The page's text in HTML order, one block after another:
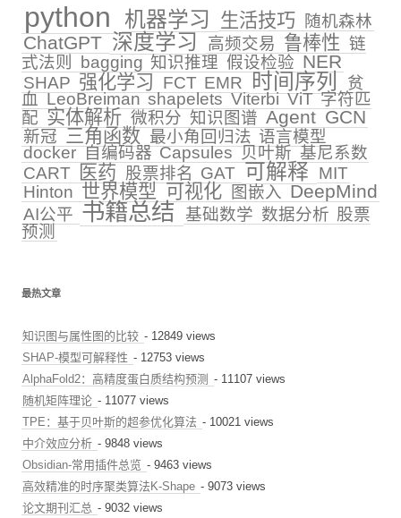
python 机器学习 生活技巧 随机森林
ChatGPT 深度学习 高频交易 鲁棒性 链
式法则
bagging 知识推理 假设检验 NER
SHAP 强化学习 FCT EMR 时间序列
贫
血LeoBreimanshapeletsViterbiViT字符匹
配 实体解析 微积分 知识图谱 Agent GCN
新冠 三角函数 最小角回归法 语言模型
docker自编码器Capsules贝叶斯基尼系数
CART
医药 股票排名 GAT 可解释
MIT
Hinton 世界模型 可视化 图嵌入 DeepMind
AI公平 书籍总结 基础数学 数据分析 股票
预测
最热文章
知识图与属性图的比较 - 12849 views
SHAP-模型可解释性 - 12753 views
AlphaFold2：高精度蛋白质结构预测 - 11107 views
随机矩阵理论 - 11077 views
TPE：基于贝叶斯的超参优化算法 - 10021 views
中介效应分析 - 9848 views
Obsidian-常用插件总览 - 9463 views
高效精准的时序聚类算法K-Shape - 9073 views
论文期刊汇总 - 9032 views